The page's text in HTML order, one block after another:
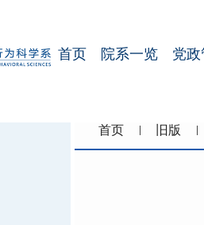
首页 院系一览 党
首页 旧版